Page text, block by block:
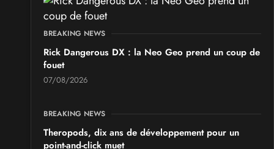
SALONS & CONVENTIONS GEEKS
GeekNIID 2026
les 19 et 20 septembre 2026 - à Grigny
SALONS & CONVENTIONS GEEKS
Japan Manga Wave Colmar 2026
BREAKING NEWS
Rick Dangerous DX : la Neo Geo prend un coup de
fouet
07/08/2026
BREAKING NEWS
Theropods, dix ans de développement pour un
point-and-click muet